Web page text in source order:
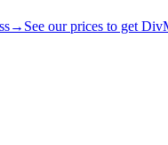
→ See our prices to get